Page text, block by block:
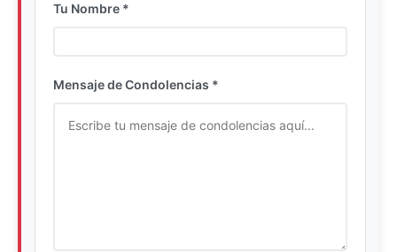
Tu Nombre *
Mensaje de Condolencias *